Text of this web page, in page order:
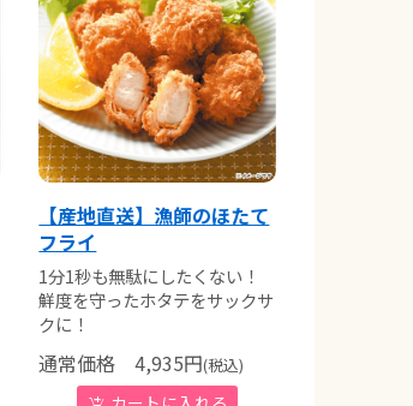
【産地直送】漁師のほたて
フライ
1分1秒も無駄にしたくない！
鮮度を守ったホタテをサックサ
クに！
通常価格 4,935円(税込)